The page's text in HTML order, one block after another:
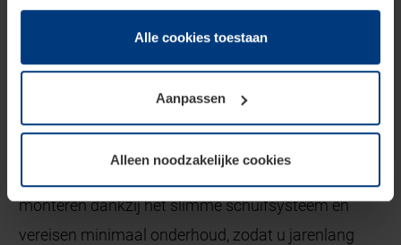
dienstverlening hebben verzameld.
Juridisch zijn wij gerechtigd om cookies op uw computer
onze pagina's absoluut noodzakelijk is. Voor alle andere
soorten cookies is uw toestemming vereist. Uw
toestemming kunt u op elk moment bij de uitleg van de
wijzigen of herroepen.
Alle cookies toestaan
Aanpassen
Alleen noodzakelijke cookies
Frame detail Stalen Binnendeur | Hörmann
Eenvoudige installatie en
van stalen binnendeuren
monteren dankzij het slimme schuifsysteem en
vereisen minimaal onderhoud, zodat u jarenlang